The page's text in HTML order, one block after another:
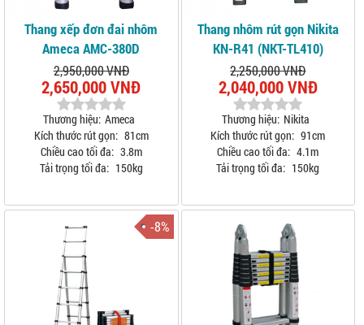
Thang xếp đơn đai nhôm
Ameca AMC-380D
2,950,000 VNĐ
2,650,000 VNĐ
Thương hiệu: Ameca
Kích thước rút gọn: 81cm
Chiều cao tối đa: 3.8m
Tải trọng tối đa: 150kg
Thang nhôm rút gọn Nikita
KN-R41 (NKT-TL410)
2,250,000 VNĐ
2,040,000 VNĐ
Thương hiệu: Nikita
Kích thước rút gọn: 91cm
Chiều cao tối đa: 4.1m
Tải trọng tối đa: 150kg
-8%